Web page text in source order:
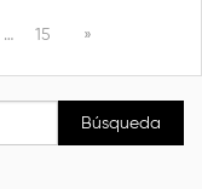
… 15 »